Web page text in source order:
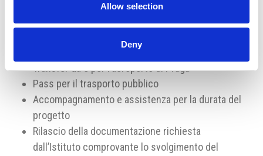
Allow selection
Deny
Servizi di supporto logistico e organizzativo:
Transfer da e per l’aeroporto di Praga
Pass per il trasporto pubblico
Accompagnamento e assistenza per la durata del
progetto
Rilascio della documentazione richiesta
dall’Istituto comprovante lo svolgimento del